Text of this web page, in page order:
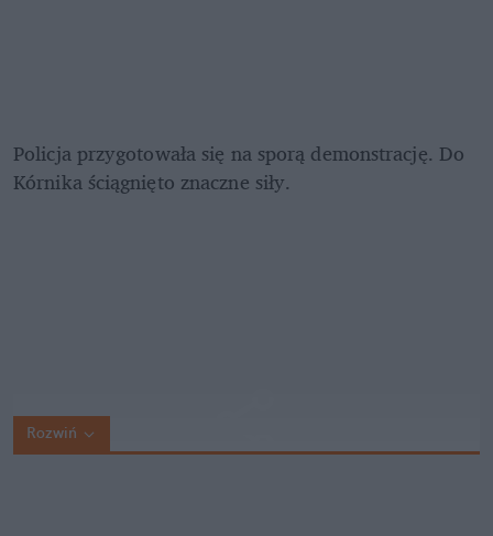
Policja przygotowała się na sporą demonstrację. Do
Kórnika ściągnięto znaczne siły.
Rozwiń